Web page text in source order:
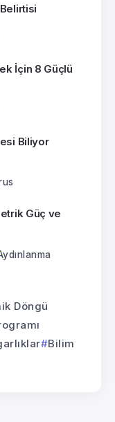
Belirtisi
İçin 8 Güçlü
Biliyor
Güç ve
Döngü
Bilim